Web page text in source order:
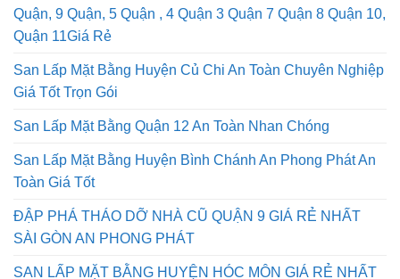
Quận, 9 Quận, 5 Quận , 4 Quận 3 Quận 7 Quận 8 Quận 10,
Quận 11Giá Rẻ
San Lấp Mặt Bằng Huyện Củ Chi An Toàn Chuyên Nghiệp
Giá Tốt Trọn Gói
San Lấp Mặt Bằng Quận 12 An Toàn Nhan Chóng
San Lấp Mặt Bằng Huyện Bình Chánh An Phong Phát An
Toàn Giá Tốt
ĐẬP PHÁ THÁO DỠ NHÀ CŨ QUẬN 9 GIÁ RẺ NHẤT
SÀI GÒN AN PHONG PHÁT
SAN LẤP MẶT BẰNG HUYỆN HÓC MÔN GIÁ RẺ NHẤT